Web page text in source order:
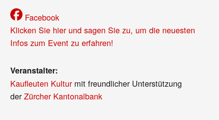
Facebook
Klicken Sie hier und sagen Sie zu, um die neuesten
Infos zum Event zu erfahren!
Veranstalter:
Kaufleuten Kulturmit freundlicher Unterstützung
derZürcher Kantonalbank